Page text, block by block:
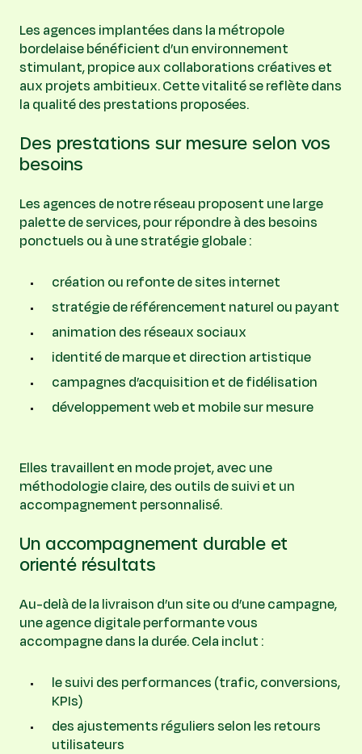
Les agences implantées dans la métropole
bordelaise bénéficient d’un environnement
stimulant, propice aux collaborations créatives et
aux projets ambitieux. Cette vitalité se reflète dans
la qualité des prestations proposées.
Des prestations sur mesure selon vos
besoins
Les agences de notre réseau proposent une large
palette de services, pour répondre à des besoins
ponctuels ou à une stratégie globale :
création ou refonte de sites internet
stratégie de référencement naturel ou payant
animation des réseaux sociaux
identité de marque et direction artistique
campagnes d’acquisition et de fidélisation
développement web et mobile sur mesure
Elles travaillent en mode projet, avec une
méthodologie claire, des outils de suivi et un
accompagnement personnalisé.
Un accompagnement durable et
orienté résultats
Au-delà de la livraison d’un site ou d’une campagne,
une agence digitale performante vous
accompagne dans la durée. Cela inclut :
le suivi des performances (trafic, conversions,
KPIs)
des ajustements réguliers selon les retours
utilisateurs